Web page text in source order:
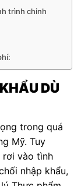
trình chinh
DÙ
trong quá
Mỹ. Tuy
rơi vào tình
nhập khẩu,